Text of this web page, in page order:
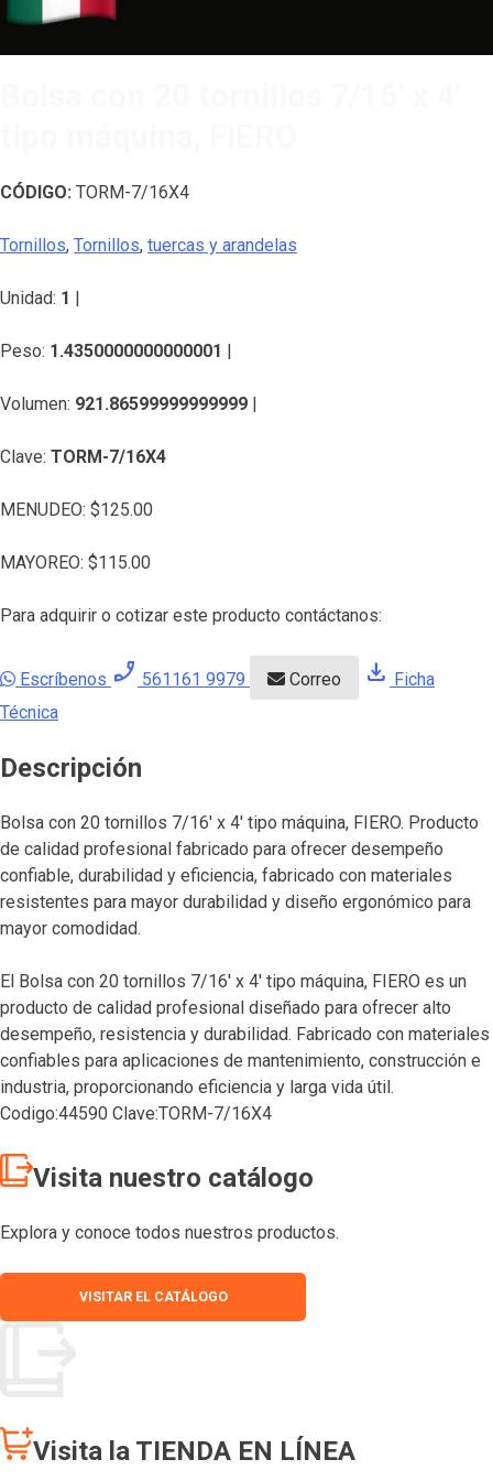
CÓDIGO: TORM-7/16X4
Tornillos, Tornillos, tuercas y arandelas
Unidad: 1 |
Peso: 1.4350000000000001 |
Volumen: 921.86599999999999 |
Clave: TORM-7/16X4
MENUDEO: $125.00
MAYOREO: $115.00
Para adquirir o cotizar este producto contáctanos:
Escríbenos phone_enabled 561161 9979 Correo download Ficha
Técnica
Descripción
Bolsa con 20 tornillos 7/16′ x 4′ tipo máquina, FIERO. Producto
de calidad profesional fabricado para ofrecer desempeño
confiable, durabilidad y eficiencia, fabricado con materiales
resistentes para mayor durabilidad y diseño ergonómico para
mayor comodidad.
El Bolsa con 20 tornillos 7/16′ x 4′ tipo máquina, FIERO es un
producto de calidad profesional diseñado para ofrecer alto
desempeño, resistencia y durabilidad. Fabricado con materiales
confiables para aplicaciones de mantenimiento, construcción e
industria, proporcionando eficiencia y larga vida útil.
Codigo:44590 Clave:TORM-7/16X4
Visita nuestro catálogo
Explora y conoce todos nuestros productos.
VISITAR EL CATÁLOGO
Visita la TIENDA EN LÍNEA